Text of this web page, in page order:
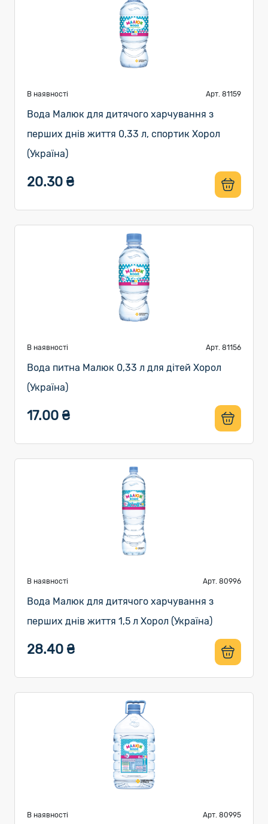
В наявності Арт. 81159
Вода Малюк для дитячого харчування з
перших днів життя 0,33 л, спортик Хорол
(Україна)
20.30 ₴
В наявності Арт. 81156
Вода питна Малюк 0,33 л для дітей Хорол
(Україна)
17.00 ₴
В наявності Арт. 80996
Вода Малюк для дитячого харчування з
перших днів життя 1,5 л Хорол (Україна)
28.40 ₴
В наявності Арт. 80995